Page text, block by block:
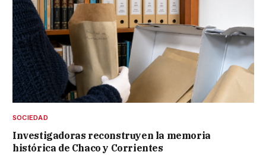
SOCIEDAD
Investigadoras reconstruyen la memoria
histórica de Chaco y Corrientes